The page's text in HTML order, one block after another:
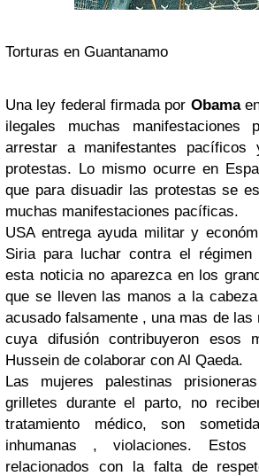
Torturas en Guantanamo
Una ley federal firmada por Obama
ilegales muchas manifestaciones
arrestar a manifestantes pacíficos
protestas. Lo mismo ocurre en
que para disuadir las protestas se
muchas manifestaciones pacíficas.
USA entrega ayuda militar y
Siria para luchar contra el
esta noticia no aparezca en los
que se lleven las manos a la
acusado falsamente , una mas de las
cuya difusión contribuyeron esos
Hussein de colaborar con Al Qaeda.
Las mujeres palestinas
grilletes durante el parto, no
tratamiento médico, son
inhumanas , violaciones.
relacionados con la falta de